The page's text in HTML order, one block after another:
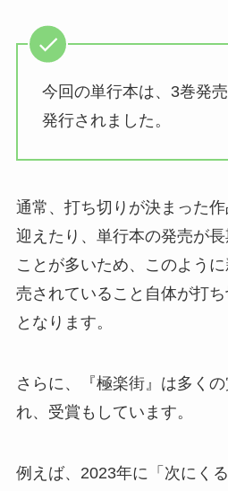
今回の単行本は、3巻発
発行されました。
通常、打ち切りが決まった
迎えたり、単行本の発売が
ことが多いため、このよう
売されていること自体が打
となります。
さらに、『極楽街』は多く
れ、受賞もしています。
例えば、2023年に「次にく